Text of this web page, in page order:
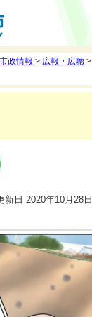
市政情報 > 広報・広聴 >
日 2020年10月28日